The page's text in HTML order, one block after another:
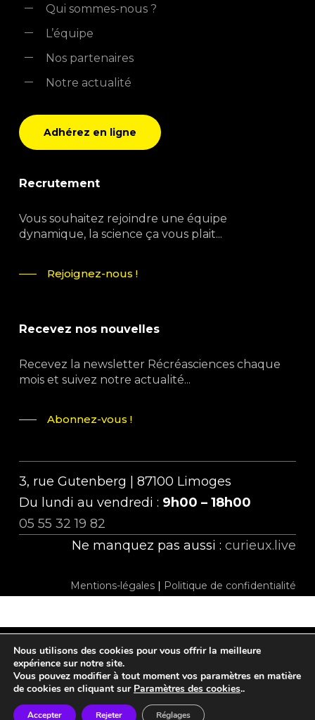
Qui sommes-nous ?
L’équipe
Nos partenaires
Notre actualité
Adhérez en ligne
Recrutement
Vous souhaitez rejoindre une équipe
dynamique, la science ça vous plait...
Rejoignez-nous !
Recevez nos nouvelles
Recevez la newsletter Récréasciences chaque
mois et suivez notre actualité...
Abonnez-vous !
3, rue Gutenberg | 87100 Limoges
Du lundi au vendredi : 9h00 – 18h00
05 55 32 19 82
Ne manquez pas aussi :curieux.live
Mentions-légales | Politique de confidentialité
twitter facebook linkedin instagramtiktok
Nous utilisons des cookies pour vous offrir la meilleure
expérience sur notre site.
Vous pouvez modifier à tout moment vos paramètres en matière
de cookies en cliquant sur Paramètres des cookies..
Accepter Rejeter Réglages